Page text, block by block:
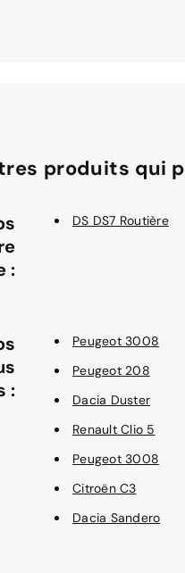
produits qui
:
DS DS7 Routière
:
Peugeot 3008
Peugeot 208
Dacia Duster
Renault Clio 5
Peugeot 3008
Citroën C3
Dacia Sandero